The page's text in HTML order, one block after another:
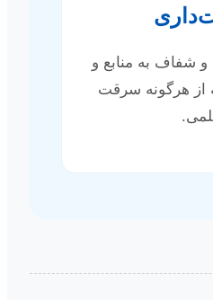
و شفاف به منابع و
از هرگونه سرقت